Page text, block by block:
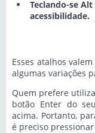
Teclando-se
acessibilidade.
Esses atalhos
algumas variações
Quem prefere
botão Enter do
acima. Portanto,
é preciso